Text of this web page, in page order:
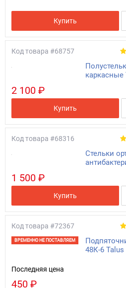
Купить
Код товара #68757
каркасные
2 100 ₽
Купить
Код товара #68316
Стельки
1 500 ₽
Купить
Код товара #72367
ВРЕМЕННО НЕ ПОСТАВЛЯЕМ
48К-6 Talus
Последняя цена
450 ₽